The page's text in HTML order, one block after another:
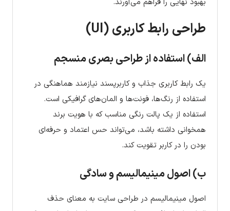
طراحی رابط کاربری (UI)
الف) استفاده از طراحی بصری منسجم
یک رابط کاربری جذاب و کاربرپسند نیازمند هماهنگی در
استفاده از رنگ‌ها، فونت‌ها و المان‌های گرافیکی است.
استفاده از یک پالت رنگی مناسب که با هویت برند
همخوانی داشته باشد، می‌تواند حس اعتماد و حرفه‌ای
بودن را در کاربر تقویت کند.
ب) اصول مینیمالیسم و سادگی
اصول مینیمالیسم در طراحی سایت به معنای حذف